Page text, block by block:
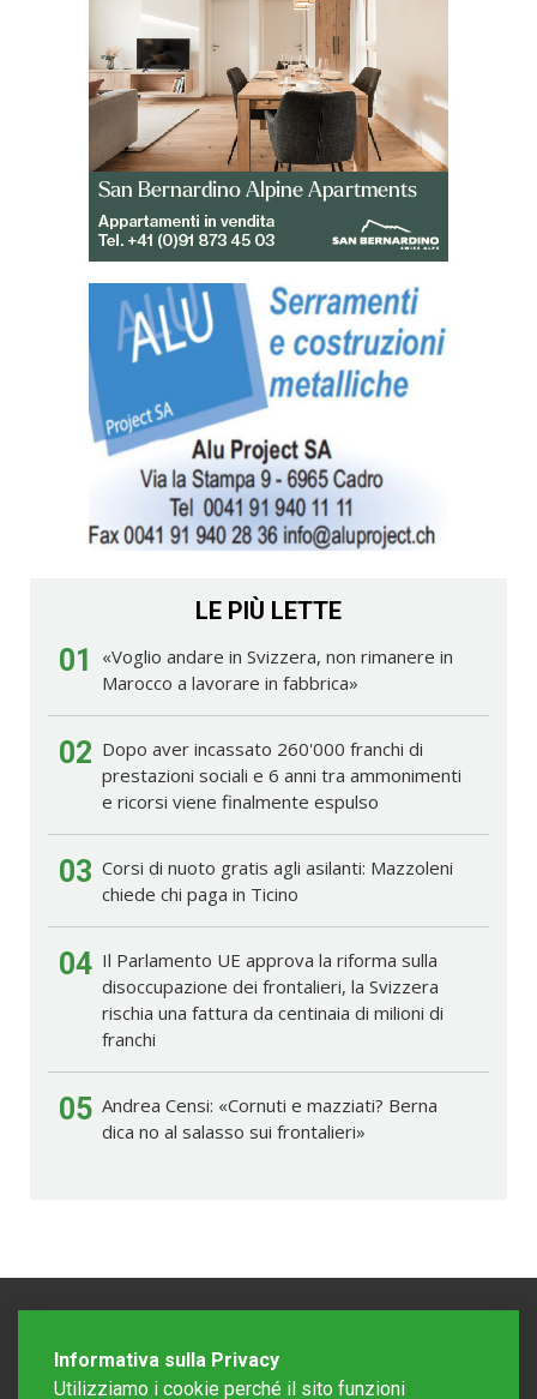
LE PIÙ LETTE
01
«Voglio andare in Svizzera, non rimanere in
Marocco a lavorare in fabbrica»
02 Dopo aver incassato 260'000 franchi di
prestazioni sociali e 6 anni tra ammonimenti
e ricorsi viene finalmente espulso
03 Corsi di nuoto gratis agli asilanti: Mazzoleni
chiede chi paga in Ticino
04 Il Parlamento UE approva la riforma sulla
disoccupazione dei frontalieri, la Svizzera
rischia una fattura da centinaia di milioni di
franchi
05 Andrea Censi: «Cornuti e mazziati? Berna
dica no al salasso sui frontalieri»
Informativa sulla Privacy
Utilizziamo i cookie perché il sito funzioni